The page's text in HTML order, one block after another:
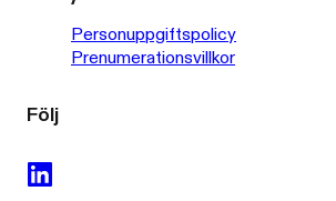
Personuppgiftspolicy
Prenumerationsvillkor
Följ